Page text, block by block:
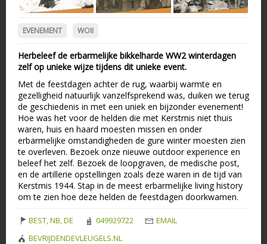
EVENEMENT WOII
Herbeleef de erbarmelijke bikkelharde WW2 winterdagen
zelf op unieke wijze tijdens dit unieke event.
Met de feestdagen achter de rug, waarbij warmte en
gezelligheid natuurlijk vanzelfsprekend was, duiken we terug
de geschiedenis in met een uniek en bijzonder evenement!
Hoe was het voor de helden die met Kerstmis niet thuis
waren, huis en haard moesten missen en onder
erbarmelijke omstandigheden de gure winter moesten zien
te overleven. Bezoek onze nieuwe outdoor experience en
beleef het zelf. Bezoek de loopgraven, de medische post,
en de artillerie opstellingen zoals deze waren in de tijd van
Kerstmis 1944. Stap in de meest erbarmelijke living history
om te zien hoe deze helden de feestdagen doorkwamen.
BEST, NB, DE 049929722
EMAIL
BEVRIJDENDEVLEUGELS.NL